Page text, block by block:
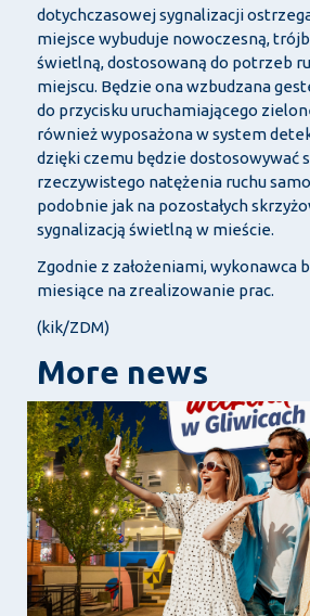
dotychczasowej sygnalizacji
miejsce wybuduje nowoczesną,
świetlną, dostosowaną do potrzeb
miejscu. Będzie ona wzbudzana
do przycisku uruchamiającego
również wyposażona w system
dzięki czemu będzie dostosowywać
rzeczywistego natężenia ruchu
podobnie jak na pozostałych
sygnalizacją świetlną w mieście.
Zgodnie z założeniami, wykonawca
miesiące na zrealizowanie prac.
(kik/ZDM)
More news